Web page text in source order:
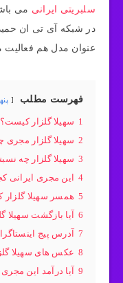
سلبریتی ایرانی می
در شبکه آی تی ان
عنوان مدل هم فعالیت
فهرست مطلب
1 سهیلا گلزار کیست؟
2 سهیلا گلزار مجری
3 سهیلا گلزار چه
4
این مجری ایرانی
5 همسر سهیلا
6
آیا بازگشت سهیلا
7
آدرس پیج
8 عکس های سهیلا
9
آیا درآمد این